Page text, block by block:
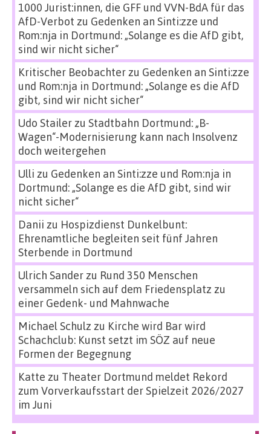
1000 Jurist:innen, die GFF und VVN-BdA für das
AfD-Verbot zu Gedenken an Sinti:zze und
Rom:nja in Dortmund: „Solange es die AfD gibt,
sind wir nicht sicher“
Kritischer Beobachterzu Gedenken an Sinti:zze
und Rom:nja in Dortmund: „Solange es die AfD
gibt, sind wir nicht sicher“
Udo Stailerzu Stadtbahn Dortmund: „B-
Wagen“-Modernisierung kann nach Insolvenz
doch weitergehen
Ulli zu Gedenken an Sinti:zze und Rom:nja in
Dortmund: „Solange es die AfD gibt, sind wir
nicht sicher“
Danii zu Hospizdienst Dunkelbunt:
Ehrenamtliche begleiten seit fünf Jahren
Sterbende in Dortmund
Ulrich Sanderzu Rund 350 Menschen
versammeln sich auf dem Friedensplatz zu
einer Gedenk- und Mahnwache
Michael Schulz zu Kirche wird Bar wird
Schachclub: Kunst setzt im SÖZ auf neue
Formen der Begegnung
Katte zu Theater Dortmund meldet Rekord
zum Vorverkaufsstart der Spielzeit 2026/2027
im Juni